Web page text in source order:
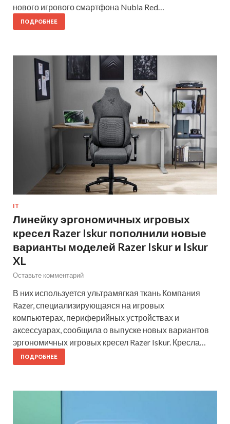
нового игрового смартфона Nubia Red…
ПОДРОБНЕЕ
IT
Линейку эргономичных игровых
кресел Razer Iskur пополнили новые
варианты моделей Razer Iskur и Iskur
XL
Оставьте комментарий
В них используется ультрамягкая ткань Компания
Razer, специализирующаяся на игровых
компьютерах, периферийных устройствах и
аксессуарах, сообщила о выпуске новых вариантов
эргономичных игровых кресел Razer Iskur. Кресла…
ПОДРОБНЕЕ